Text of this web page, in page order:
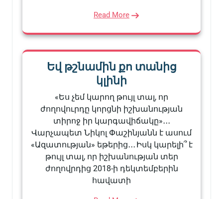
Read More
Եվ թշնամին քո տանից
կլինի
«Ես չեմ կարող թույլ տալ, որ
ժողովուրդը կորցնի իշխանության
տիրոջ իր կարգավիճակը»․․․
Վարչապետ Նիկոլ Փաշինյանն է ասում
«Ազատության» եթերից․․․ Իսկ կարելի՞ է
թույլ տալ, որ իշխանության տեր
ժողովրդից 2018-ի դեկտեմբերին
հավատի